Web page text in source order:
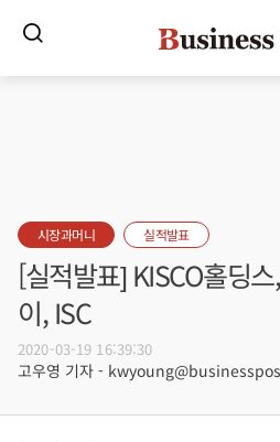
시장과머니 실적발표
[실적발표] KISCO홀딩
이, ISC
2020-03-19 16:39:30
고우영 기자 -